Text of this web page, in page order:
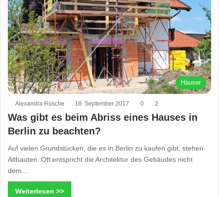
Häuser
Alexandra Rüsche 18. September 2017 0 2
Was gibt es beim Abriss eines Hauses in
Berlin zu beachten?
Auf vielen Grundstücken, die es in Berlin zu kaufen gibt, stehen
Altbauten. Oft entspricht die Architektur des Gebäudes nicht
dem…
Weiterlesen >>